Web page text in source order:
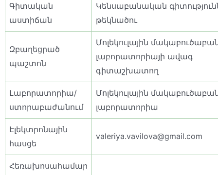
Գիտական
աստիճան
Կենսաբանական
թեկնածու
Զբաղեցրած
պաշտոն
Մոլեկուլային
լաբորատորիայի ավագ
գիտաշխատող
Լաբորատորիա/
ստորաբաժանում
Մոլեկուլային
լաբորատորիա
Էլեկտրոնային
հասցե
valeriya.vavilova@gmail.com
Հեռախոսահամար